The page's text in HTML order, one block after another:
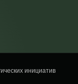
инициатив